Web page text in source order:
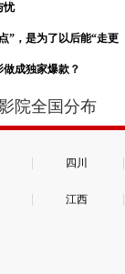
忧
”，是为了以后能“走更
成独家爆款？
院全国分布
四川
江西